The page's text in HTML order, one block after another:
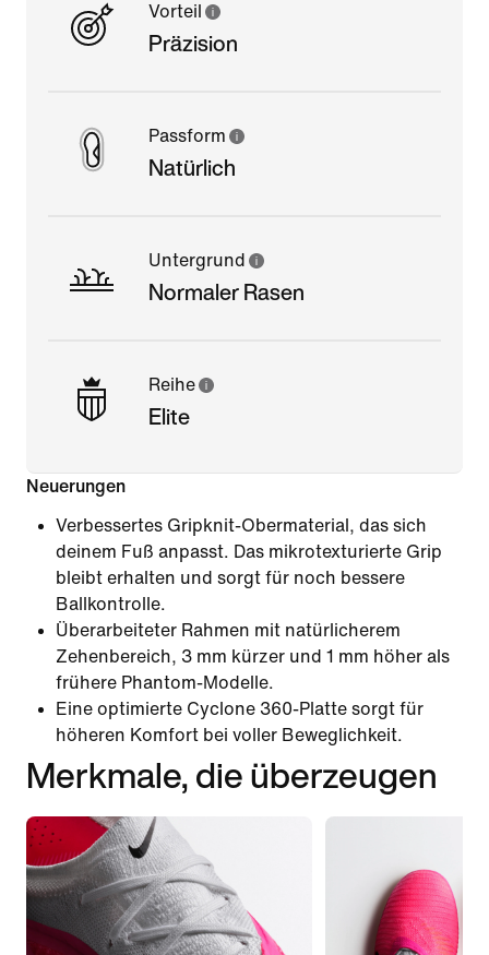
Vorteil
Präzision
Passform
Natürlich
Untergrund
Normaler Rasen
Reihe
Elite
Neuerungen
Verbessertes Gripknit-Obermaterial, das sich
deinem Fuß anpasst. Das mikrotexturierte Grip
bleibt erhalten und sorgt für noch bessere
Ballkontrolle.
Überarbeiteter Rahmen mit natürlicherem
Zehenbereich, 3 mm kürzer und 1 mm höher als
frühere Phantom-Modelle.
Eine optimierte Cyclone 360-Platte sorgt für
höheren Komfort bei voller Beweglichkeit.
Merkmale, die überzeugen